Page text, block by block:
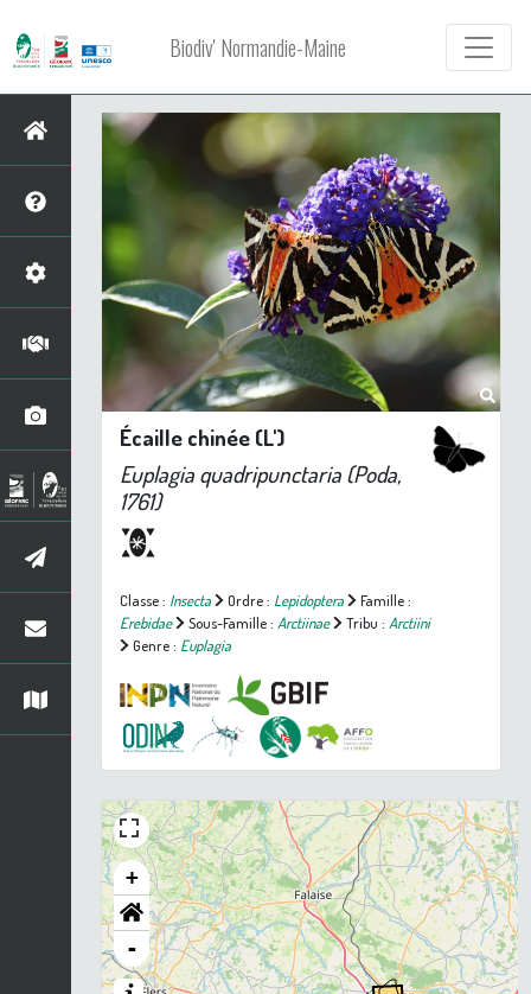
Biodiv' Normandie-Maine
Écaille chinée (L')
Euplagia quadripunctaria (Poda,
1761)
Classe : Insecta Ordre : Lepidoptera
Famille :
Erebidae
Sous-Famille : Arctiinae Tribu : Arctiini
Genre : Euplagia
+
-